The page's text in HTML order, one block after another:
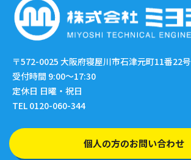
〒572-0025 大阪府寝屋川市石津元町11番22号
受付時間 9:00〜17:30
定休日 日曜・祝日
TEL 0120-060-344
個人の方のお問い合わせ